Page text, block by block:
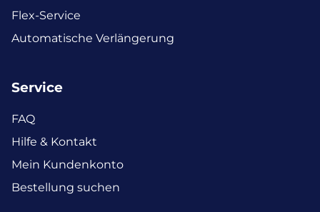
Flex-Service
Automatische Verlängerung
Service
FAQ
Hilfe & Kontakt
Mein Kundenkonto
Bestellung suchen